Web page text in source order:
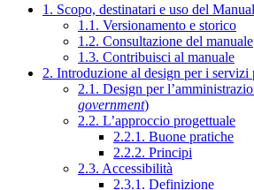
1. Scopo, destinatari e uso del
1.1. Versionamento e storico
1.2. Consultazione del manuale
1.3. Contribuisci al manuale
2. Introduzione al design per i
2.1. Design per
government)
2.2. L’approccio progettuale
2.2.1. Buone pratiche
2.2.2. Principi
2.3. Accessibilità
2.3.1. Definizione